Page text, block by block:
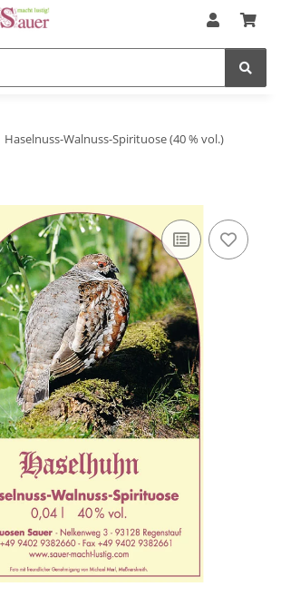
Haselnuss-Walnuss-Spirituose (40 % vol.)